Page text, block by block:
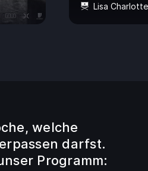
Lisa
welche
darfst.
Programm: